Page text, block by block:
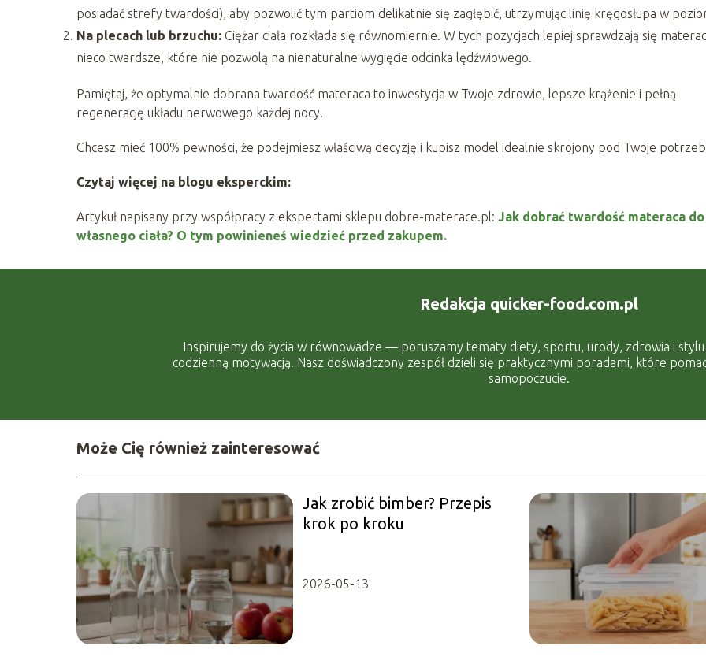
posiadać strefy twardości), aby pozwolić tym partiom delikatnie się zagłębić, utrzymując linię kręgosłupa w
Na plecach lub brzuchu: Ciężar ciała rozkłada się równomiernie. W tych pozycjach lepiej sprawdzają się
nieco twardsze, które nie pozwolą na nienaturalne wygięcie odcinka lędźwiowego.
Pamiętaj, że optymalnie dobrana twardość materaca to inwestycja w Twoje zdrowie, lepsze krążenie i pełną
regenerację układu nerwowego każdej nocy.
Chcesz mieć 100% pewności, że podejmiesz właściwą decyzję i kupisz model idealnie skrojony pod Twoje
Czytaj więcej na blogu eksperckim:
Artykuł napisany przy współpracy z ekspertami sklepu dobre-materace.pl: Jak dobrać twardość materaca do
własnego ciała? O tym powinieneś wiedzieć przed zakupem.
Redakcja quicker-food.com.pl
Inspirujemy do życia w równowadze — poruszamy tematy diety, sportu, urody, zdrowia i stylu
codzienną motywacją. Nasz doświadczony zespół dzieli się praktycznymi poradami, które
samopoczucie.
Może Cię również zainteresować
Jak zrobić bimber? Przepis
krok po kroku
2026-05-13